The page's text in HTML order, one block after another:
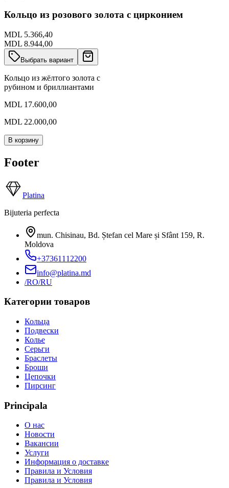
Кольцо из розового золота с цирконием
MDL 5.366,40
MDL 8.944,00
Выбрать вариант
Кольцо из жёлтого золота с
рубином и бриллиантами
MDL 17.600,00
MDL 22.000,00
В корзину
Footer
Platina
Bijuteria perfecta
mun. Chisinau, Bd. Ștefan cel Mare și Sfânt 159, R.
Moldova
+37361112200
info@platina.md
/RO/RU
Категории товаров
Кольца
Подвески
Колье
Серьги
Браслеты
Броши
Цепочки
Пирсинг
Principala
О нас
Новости
Вакансии
Услуги
Информация о доставке
Правила и Условия
Правила и Условия